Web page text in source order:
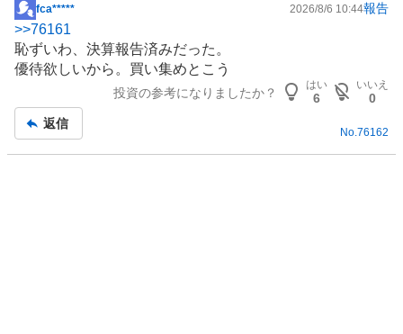
掲
示
板
記
fca***** 2026/8/6 10:44報告
>>76161
恥ずいわ、決算報告済みだった。
優待欲しいから。買い集めとこう
投資の参考になりましたか？
はい
6
いいえ
0
返信
No.76162